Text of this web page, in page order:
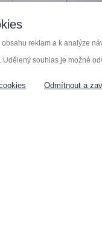
reklam a k analýze
souhlas je možné
Odmítnout a